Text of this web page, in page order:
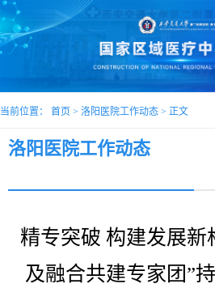
当前位置： 首页 > 洛阳医院工作动态 > 正文
洛阳医院工作动态
精专突破 构建发展新
及融合共建专家团”